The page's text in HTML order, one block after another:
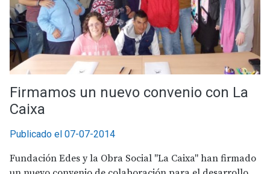
Firmamos un nuevo convenio con La
Caixa
Publicado el 07-07-2014
Fundación Edes y la Obra Social "La Caixa" han firmado